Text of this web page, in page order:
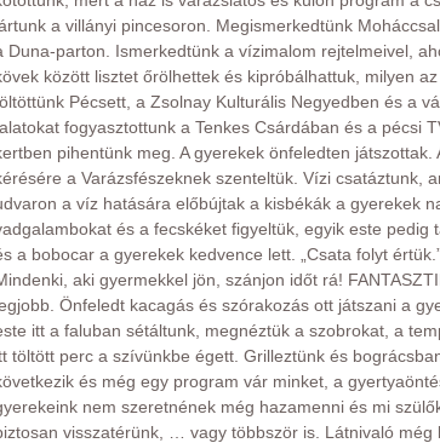
a villányi pincesoron. Megismerkedtünk
Duna-parton. Ismerkedtünk a vízimalom rejtelmeivel,
között lisztet őrölhettek és kipróbálhattuk, milyen
Pécsett, a Zsolnay Kulturális Negyedben és a
fogyasztottunk a Tenkes Csárdában és a pécsi
pihentünk meg. A gyerekek önfeledten
a Varázsfészeknek szenteltük. Vízi csatáztunk,
a víz hatására előbújtak a kisbékák a gyerekek
és a fecskéket figyeltük, egyik este pedig
a bobocar a gyerekek kedvence lett. „Csata folyt
aki gyermekkel jön, szánjon időt rá!
Önfeledt kacagás és szórakozás ott játszani a
itt a faluban sétáltunk, megnéztük a szobrokat, a
töltött perc a szívünkbe égett. Grilleztünk és
és még egy program vár minket, a
nem szeretnének még hazamenni és mi
visszatérünk, … vagy többször is. Látnivaló